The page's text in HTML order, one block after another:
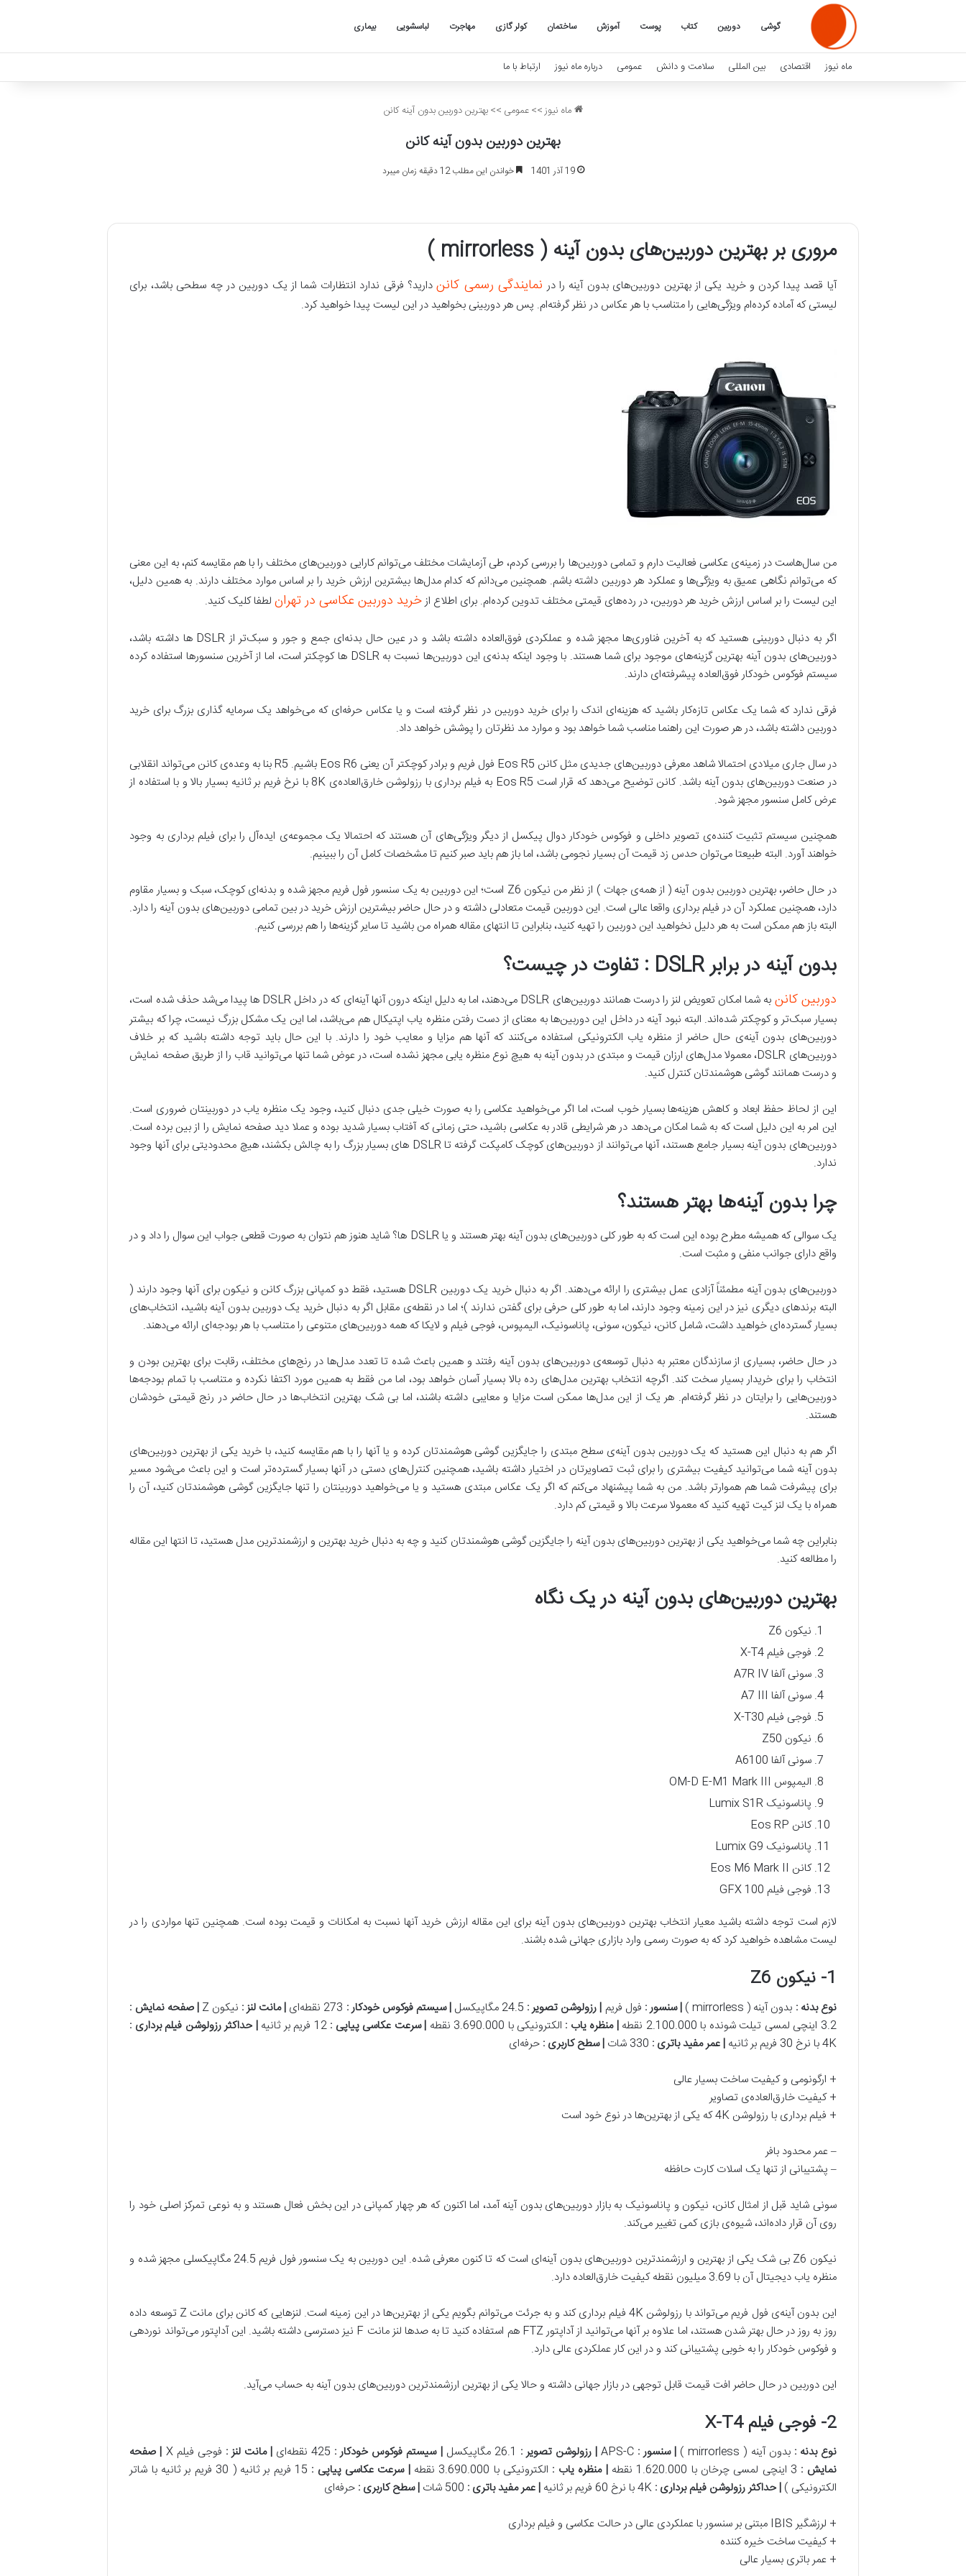
گوشی دوربین کتاب پوست آموزش ساختمان کولر گازی مهاجرت لباسشویی بیماری
ماه نیوز اقتصادی بین المللی سلامت و دانش عمومی درباره ماه نیوز ارتباط با ما
ماه نیوز>> عمومی >> بهترین دوربین بدون آینه کانن
بهترین دوربین بدون آینه کانن
19 آذر 1401 خواندن این مطلب 12 دقیقه زمان میبرد
مروری بر بهترین دوربین‌های بدون آینه ( mirrorless )
آیا قصد پیدا کردن و خرید یکی از بهترین دوربین‌های بدون آینه را در نمایندگی رسمی کانندارید؟ فرقی ندارد انتظارات شما از یک دوربین در چه سطحی باشد، برای
لیستی که آماده کرده‌ام ویژگی‌هایی را متناسب با هر عکاس در نظر گرفته‌ام. پس هر دوربینی بخواهید در این لیست پیدا خواهید کرد.
من سال‌هاست در زمینه‌ی عکاسی فعالیت دارم و تمامی دوربین‌ها را بررسی کردم، طی آزمایشات مختلف می‌توانم کارایی دوربین‌های مختلف را با هم مقایسه کنم، به این معنی
که می‌توانم نگاهی عمیق به ویژگی‌ها و عملکرد هر دوربین داشته باشم. همچنین می‌دانم که کدام مدل‌ها بیشترین ارزش خرید را بر اساس موارد مختلف دارند. به همین دلیل،
این لیست را بر اساس ارزش خرید هر دوربین، در رده‌های قیمتی مختلف تدوین کرده‌ام. برای اطلاع ازخرید دوربین عکاسی در تهران لطفا کلیک کنید.
اگر به دنبال دوربینی هستید که به آخرین فناوری‌ها مجهز شده و عملکردی فوق‌العاده داشته باشد و در عین حال بدنه‌ای جمع و جور و سبک‌تر از DSLR ها داشته باشد،
دوربین‌های بدون آینه بهترین گزینه‌های موجود برای شما هستند. با وجود اینکه بدنه‌ی این دوربین‌ها نسبت به DSLR ها کوچکتر است، اما از آخرین سنسورها استفاده کرده
سیستم فوکوس خودکار فوق‌العاده پیشرفته‌ای دارند.
فرقی ندارد که شما یک عکاس تازه‌کار باشید که هزینه‌ای اندک را برای خرید دوربین در نظر گرفته است و یا عکاس حرفه‌ای که می‌خواهد یک سرمایه گذاری بزرگ برای خرید
دوربین داشته باشد، در هر صورت این راهنما مناسب شما خواهد بود و موارد مد نظرتان را پوشش خواهد داد.
در سال جاری میلادی احتمالا شاهد معرفی دوربین‌های جدیدی مثل کانن Eos R5 فول فریم و برادر کوچکتر آن یعنی Eos R6 باشیم. R5 بنا به وعده‌ی کانن می‌تواند انقلابی
در صنعت دوربین‌های بدون آینه باشد. کانن توضیح می‌دهد که قرار است Eos R5 به فیلم برداری با رزولوشن خارق‌العاده‌ی 8K با نرخ فریم بر ثانیه بسیار بالا و با استفاده از
عرض کامل سنسور مجهز شود.
همچنین سیستم تثبیت کننده‌ی تصویر داخلی و فوکوس خودکار دوال پیکسل از دیگر ویژگی‌های آن هستند که احتمالا یک مجموعه‌ی ایده‌آل را برای فیلم برداری به وجود
خواهند آورد. البته طبیعتا می‌توان حدس زد قیمت آن بسیار نجومی باشد، اما باز هم باید صبر کنیم تا مشخصات کامل آن را ببینیم.
در حال حاضر، بهترین دوربین بدون آینه ( از همه‌ی جهات ) از نظر من نیکون Z6 است؛ این دوربین به یک سنسور فول فریم مجهز شده و بدنه‌ای کوچک، سبک و بسیار مقاوم
دارد، همچنین عملکرد آن در فیلم برداری واقعا عالی است. این دوربین قیمت متعادلی داشته و در حال حاضر بیشترین ارزش خرید در بین تمامی دوربین‌های بدون آینه را دارد.
البته باز هم ممکن است به هر دلیل نخواهید این دوربین را تهیه کنید، بنابراین تا انتهای مقاله همراه من باشید تا سایر گزینه‌ها را هم بررسی کنیم.
بدون آینه در برابرDSLR : تفاوت در چیست؟
دوربین کانن
به شما امکان تعویض لنز را درست همانند دوربین‌های DSLR می‌دهند، اما به دلیل اینکه درون آنها آینه‌ای که در داخل DSLR ها پیدا می‌شد حذف شده است،
بسیار سبک‌تر و کوچکتر شده‌اند. البته نبود آینه در داخل این دوربین‌ها به معنای از دست رفتن منظره یاب اپتیکال هم می‌باشد، اما این یک مشکل بزرگ نیست، چرا که بیشتر
دوربین‌های بدون آینه‌ی حال حاضر از منظره یاب الکترونیکی استفاده می‌کنند که آنها هم مزایا و معایب خود را دارند. با این حال باید توجه داشته باشید که بر خلاف
دوربین‌های DSLR، معمولا مدل‌های ارزان قیمت و مبتدی در بدون آینه به هیچ نوع منظره یابی مجهز نشده است، در عوض شما تنها می‌توانید قاب را از طریق صفحه نمایش
و درست همانند گوشی هوشمندتان کنترل کنید.
این از لحاظ حفظ ابعاد و کاهش هزینه‌ها بسیار خوب است، اما اگر می‌خواهید عکاسی را به صورت خیلی جدی دنبال کنید، وجود یک منظره یاب در دوربینتان ضروری است.
این امر به این دلیل است که به شما امکان می‌دهد در هر شرایطی قادر به عکاسی باشید، حتی زمانی که آفتاب بسیار شدید بوده و عملا دید صفحه نمایش را از بین برده است.
دوربین‌های بدون آینه بسیار جامع هستند، آنها می‌توانند از دوربین‌های کوچک کامپکت گرفته تا DSLR های بسیار بزرگ را به چالش بکشند، هیچ محدودیتی برای آنها وجود
ندارد.
چرا بدون آینهها بهتر هستند؟
یک سوالی که همیشه مطرح بوده این است که به طور کلی دوربین‌های بدون آینه بهتر هستند و یا DSLR ها؟ شاید هنوز هم نتوان به صورت قطعی جواب این سوال را داد و در
واقع دارای جوانب منفی و مثبت است.
دوربین‌های بدون آینه مطمئناً آزادی عمل بیشتری را ارائه می‌دهند. اگر به دنبال خرید یک دوربین DSLR هستید، فقط دو کمپانی بزرگ کانن و نیکون برای آنها وجود دارند (
البته برندهای دیگری نیز در این زمینه وجود دارند، اما به طور کلی حرفی برای گفتن ندارند )؛ اما در نقطه‌ی مقابل اگر به دنبال خرید یک دوربین بدون آینه باشید، انتخاب‌های
بسیار گسترده‌ای خواهید داشت، شامل کانن، نیکون، سونی، پاناسونیک، الیمپوس، فوجی فیلم و لایکا که همه دوربین‌های متنوعی را متناسب با هر بودجه‌ای ارائه می‌دهند.
در حال حاضر، بسیاری از سازندگان معتبر به دنبال توسعه‌ی دوربین‌های بدون آینه رفتند و همین باعث شده تا تعدد مدل‌ها در رنج‌های مختلف، رقابت برای بهترین بودن و
انتخاب را برای خریدار بسیار سخت کند. اگرچه انتخاب بهترین مدل‌های رده بالا بسیار آسان خواهد بود، اما من فقط به همین مورد اکتفا نکرده و متناسب با تمام بودجه‌ها
دوربین‌هایی را برایتان در نظر گرفته‌ام. هر یک از این مدل‌ها ممکن است مزایا و معایبی داشته باشند، اما بی شک بهترین انتخاب‌ها در حال حاضر در رنج قیمتی خودشان
هستند.
اگر هم به دنبال این هستید که یک دوربین بدون آینه‌ی سطح مبتدی را جایگزین گوشی هوشمندتان کرده و یا آنها را با هم مقایسه کنید، با خرید یکی از بهترین دوربین‌های
بدون آینه شما می‌توانید کیفیت بیشتری را برای ثبت تصاویرتان در اختیار داشته باشید، همچنین کنترل‌های دستی در آنها بسیار گسترده‌تر است و این باعث می‌شود مسیر
برای پیشرفت شما هم هموارتر باشد. من به شما پیشنهاد می‌کنم که اگر یک عکاس مبتدی هستید و یا می‌خواهید دوربینتان را تنها جایگزین گوشی هوشمندتان کنید، آن را
همراه با یک لنز کیت تهیه کنید که معمولا سرعت بالا و قیمتی کم دارد.
بنابراین چه شما می‌خواهید یکی از بهترین دوربین‌های بدون آینه را جایگزین گوشی هوشمندتان کنید و چه به دنبال خرید بهترین و ارزشمندترین مدل هستید، تا انتها این مقاله
را مطالعه کنید.
بهترین دوربین‌های بدون آینه در یک نگاه
نیکون Z6
فوجی فیلم X-T4
سونی آلفا A7R IV
سونی آلفا A7 III
فوجی فیلم X-T30
نیکون Z50
سونی آلفا A6100
الیمپوس OM-D E-M1 Mark III
پاناسونیک Lumix S1R
کانن Eos RP
پاناسونیک Lumix G9
کانن Eos M6 Mark II
فوجی فیلم GFX 100
لازم است توجه داشته باشید معیار انتخاب بهترین دوربین‌های بدون آینه برای این مقاله ارزش خرید آنها نسبت به امکانات و قیمت بوده است. همچنین تنها مواردی را در
لیست مشاهده خواهید کرد که به صورت رسمی وارد بازاری جهانی شده باشند.
1- نیکون Z6
نوع بدنه : بدون آینه ( mirrorless ) |سنسور: فول فریم |رزولوشن تصویر:
|سیستم فوکوس خودکار:
|مانت لنز: نیکون Z |صفحه نمایش :
3.2 اینچی لمسی تیلت شونده با 2.100.000 نقطه
|منظره یاب : الکترونیکی با 3.690.000 نقطه |سرعت عکاسی پیاپی : 12 فریم بر ثانیه |حداکثر رزولوشن فیلم برداری :
4K با نرخ 30 فریم بر ثانیه
|عمر مفید باتری :
|سطح کاربری : حرفه‌ای
+ ارگونومی و کیفیت ساخت بسیار عالی
+ کیفیت خارق‌العاده‌ی تصاویر
+ فیلم برداری با رزولوشن 4K که یکی از بهترین‌ها در نوع خود است
– عمر محدود بافر
– پشتیبانی از تنها یک اسلات کارت حافظه
سونی شاید قبل از امثال کانن، نیکون و پاناسونیک به بازار دوربین‌های بدون آینه آمد، اما اکنون که هر چهار کمپانی در این بخش فعال هستند و به نوعی تمرکز اصلی خود را
روی آن قرار داده‌اند، شیوه‌ی بازی کمی تغییر می‌کند.
نیکون Z6 بی شک یکی از بهترین و ارزشمندترین دوربین‌های بدون آینه‌ای است که تا کنون معرفی شده. این دوربین به یک سنسور فول فریم 24.5 مگاپیکسلی مجهز شده و
منظره یاب دیجیتال آن با 3.69 میلیون نقطه کیفیت خارق‌العاده دارد.
این بدون آینه‌ی فول فریم می‌تواند با رزولوشن 4K فیلم برداری کند و به جرئت می‌توانم بگویم یکی از بهترین‌ها در این زمینه است. لنزهایی که کانن برای مانت Z توسعه داده
روز به روز در حال بهتر شدن هستند، اما علاوه بر آنها می‌توانید از آداپتور FTZ هم استفاده کنید تا به صدها لنز مانت F نیز دسترسی داشته باشید. این آداپتور می‌تواند نوردهی
و فوکوس خودکار را به خوبی پشتیبانی کند و در این کار عملکردی عالی دارد.
این دوربین در حال حاضر افت قیمت قابل توجهی در بازار جهانی داشته و حالا یکی از بهترین ارزشمندترین دوربین‌های بدون آینه به حساب می‌آید.
2- فوجی فیلم X-T4
نوع بدنه : بدون آینه ( mirrorless ) |سنسور:
|رزولوشن تصویر:
|سیستم فوکوس خودکار:
|مانت لنز: فوجی فیلم X | صفحه
نمایش :
|منظره یاب : الکترونیکی با 3.690.000 نقطه |سرعت عکاسی پیاپی :
15 فریم بر ثانیه ( 30 فریم بر ثانیه با شاتر
الکترونیکی )|حداکثر رزولوشن فیلم برداری : 4K با نرخ 60 فریم بر ثانیه |عمر مفید باتری :
|سطح کاربری : حرفه‌ای
+ لرزشگیر IBIS مبتنی بر سنسور با عملکردی عالی در حالت عکاسی و فیلم برداری
+ کیفیت ساخت خیره کننده
+ عمر باتری بسیار عالی